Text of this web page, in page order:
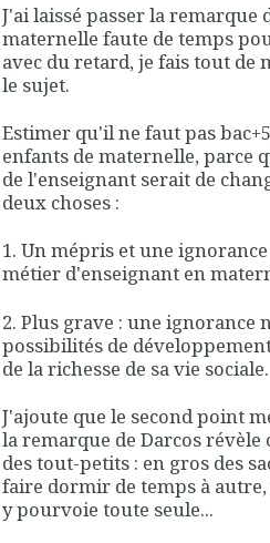
J'ai laissé passer la remarque
maternelle faute de temps
avec du retard, je fais tout
le sujet.
Estimer qu'il ne faut pas
enfants de maternelle, parce
de l'enseignant serait de
deux choses :
1. Un mépris et une
métier d'enseignant en
2. Plus grave : une ignorance
possibilités de
de la richesse de sa vie sociale.
J'ajoute que le second point
la remarque de Darcos
des tout-petits : en gros des
faire dormir de temps à
y pourvoie toute seule...